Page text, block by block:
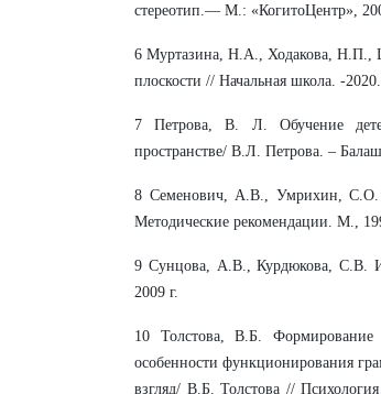
стереотип.— М.: «КогитоЦентр»,
6 Муртазина, Н.А., Ходакова, Н.П.,
плоскости // Начальная школа. -
7 Петрова, В. Л. Обучение
пространстве/ В.Л. Петрова. –
8 Семенович, А.В., Умрихин, С.О.
Методические рекомендации. М.,
9 Сунцова, А.В., Курдюкова, С.В.
2009 г.
10 Толстова, В.Б. Формирование
особенности функционирования
взгляд/ В.Б. Толстова //